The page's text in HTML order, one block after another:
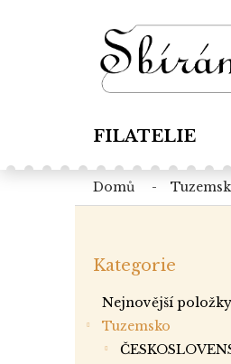
FILATELIE
domů
kategorie
Kategorie
Nejnovější
Tuzemsko